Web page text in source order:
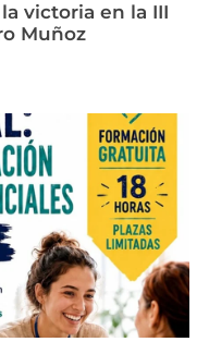
victoria en la III
Muñoz